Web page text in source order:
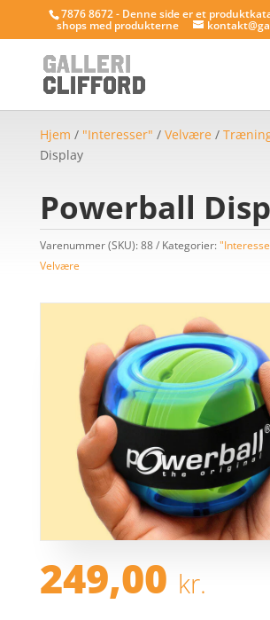
7876 8672 - Denne side er et
shops med produkterne
Hjem / "Interesser" / Velvære/
Display
Powerball
Varenummer (SKU):88 Kategorier:
Velvære
249,00 kr.